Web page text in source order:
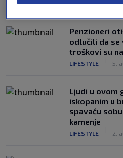
NAJČITANIJE
Penzioneri
odlučili da se
troškovi su
LIFESTYLE 5.
Ljudi u ovom
iskopanim u
spavaću
kamenje
LIFESTYLE 2.